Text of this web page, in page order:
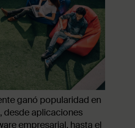
ganó popularidad en
desde aplicaciones
empresarial, hasta el